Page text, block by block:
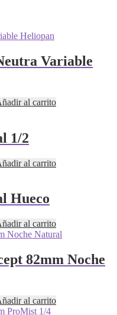
Variable
al carrito
1/2
al carrito
Hueco
al carrito
82mm Noche
al carrito